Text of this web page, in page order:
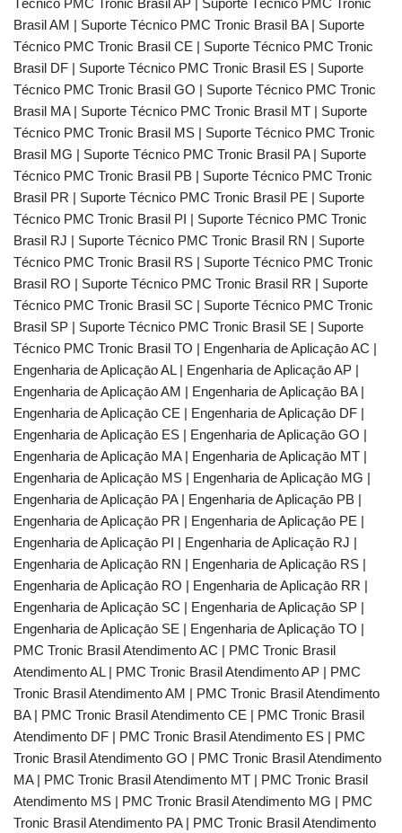
Técnico PMC Tronic Brasil AP | Suporte Técnico PMC Tronic
Brasil AM | Suporte Técnico PMC Tronic Brasil BA | Suporte
Técnico PMC Tronic Brasil CE | Suporte Técnico PMC Tronic
Brasil DF | Suporte Técnico PMC Tronic Brasil ES | Suporte
Técnico PMC Tronic Brasil GO | Suporte Técnico PMC Tronic
Brasil MA | Suporte Técnico PMC Tronic Brasil MT | Suporte
Técnico PMC Tronic Brasil MS | Suporte Técnico PMC Tronic
Brasil MG | Suporte Técnico PMC Tronic Brasil PA | Suporte
Técnico PMC Tronic Brasil PB | Suporte Técnico PMC Tronic
Brasil PR | Suporte Técnico PMC Tronic Brasil PE | Suporte
Técnico PMC Tronic Brasil PI | Suporte Técnico PMC Tronic
Brasil RJ | Suporte Técnico PMC Tronic Brasil RN | Suporte
Técnico PMC Tronic Brasil RS | Suporte Técnico PMC Tronic
Brasil RO | Suporte Técnico PMC Tronic Brasil RR | Suporte
Técnico PMC Tronic Brasil SC | Suporte Técnico PMC Tronic
Brasil SP | Suporte Técnico PMC Tronic Brasil SE | Suporte
Técnico PMC Tronic Brasil TO | Engenharia de Aplicaçāo AC |
Engenharia de Aplicaçāo AL | Engenharia de Aplicaçāo AP |
Engenharia de Aplicaçāo AM | Engenharia de Aplicaçāo BA |
Engenharia de Aplicaçāo CE | Engenharia de Aplicaçāo DF |
Engenharia de Aplicaçāo ES | Engenharia de Aplicaçāo GO |
Engenharia de Aplicaçāo MA | Engenharia de Aplicaçāo MT |
Engenharia de Aplicaçāo MS | Engenharia de Aplicaçāo MG |
Engenharia de Aplicaçāo PA | Engenharia de Aplicaçāo PB |
Engenharia de Aplicaçāo PR | Engenharia de Aplicaçāo PE |
Engenharia de Aplicaçāo PI | Engenharia de Aplicaçāo RJ |
Engenharia de Aplicaçāo RN | Engenharia de Aplicaçāo RS |
Engenharia de Aplicaçāo RO | Engenharia de Aplicaçāo RR |
Engenharia de Aplicaçāo SC | Engenharia de Aplicaçāo SP |
Engenharia de Aplicaçāo SE | Engenharia de Aplicaçāo TO |
PMC Tronic Brasil Atendimento AC | PMC Tronic Brasil
Atendimento AL | PMC Tronic Brasil Atendimento AP | PMC
Tronic Brasil Atendimento AM | PMC Tronic Brasil Atendimento
BA | PMC Tronic Brasil Atendimento CE | PMC Tronic Brasil
Atendimento DF | PMC Tronic Brasil Atendimento ES | PMC
Tronic Brasil Atendimento GO | PMC Tronic Brasil Atendimento
MA | PMC Tronic Brasil Atendimento MT | PMC Tronic Brasil
Atendimento MS | PMC Tronic Brasil Atendimento MG | PMC
Tronic Brasil Atendimento PA | PMC Tronic Brasil Atendimento